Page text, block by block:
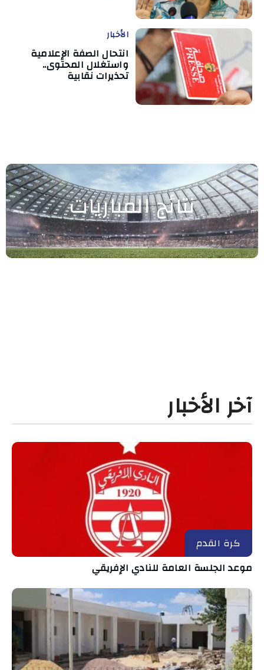
الأخبار
انتحال الصفة الإعلامية
واستغلال المحتوى..
تحذيرات نقابية
نتائج المباريات
آخر الأخبار
كرة القدم
موعد الجلسة العامة للنادي الإفريقي